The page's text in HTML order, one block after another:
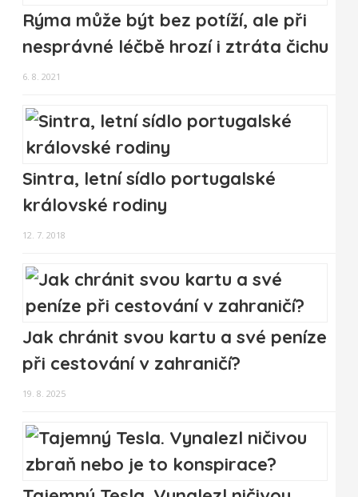
Rýma může být bez potíží, ale při
nesprávné léčbě hrozí i ztráta čichu
6. 8. 2021
Sintra, letní sídlo portugalské
královské rodiny
12. 7. 2018
Jak chránit svou kartu a své peníze
při cestování v zahraničí?
19. 8. 2025